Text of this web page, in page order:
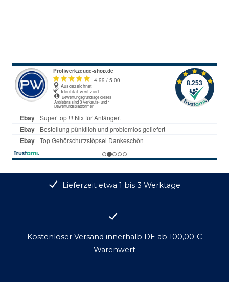
Lieferzeit etwa 1 bis 3 Werktage
Kostenloser Versand innerhalb DE ab 100,00 €
Warenwert